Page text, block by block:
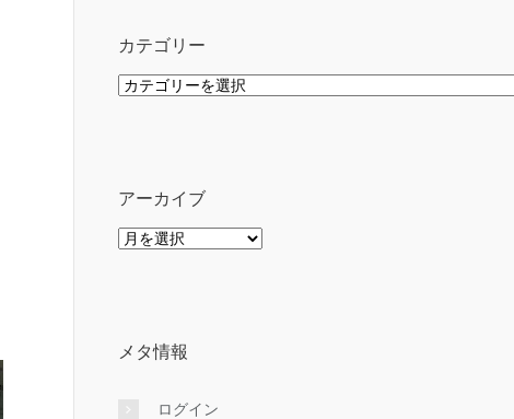
カテゴリー
カ
アーカイブ
ア
メタ情報
ログイン